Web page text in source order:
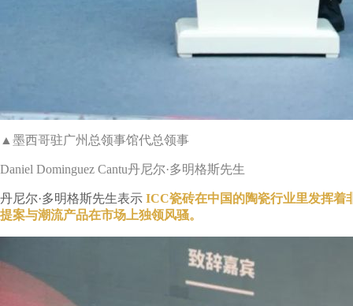
▲墨西哥驻广州总领事馆代总领事
Daniel Dominguez Cantu丹尼尔·多明格斯先生
丹尼尔·多明格斯先生表示 ICC瓷砖在中国的陶瓷行业里发挥着
提案与潮流产品在市场上独领风骚。